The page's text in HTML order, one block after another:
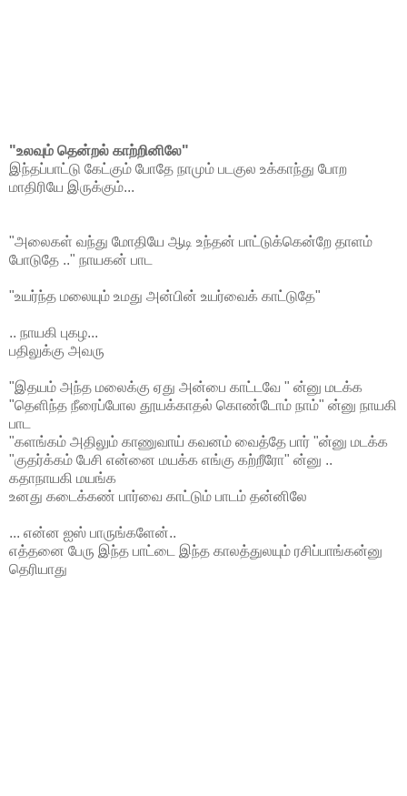
"உலவும் தென்றல் காற்றினிலே"
இந்தப்பாட்டு கேட்கும் போதே நாமும் படகுல உக்காந்து போற
மாதிரியே இருக்கும்...
"அலைகள் வந்து மோதியே ஆடி உந்தன் பாட்டுக்கென்றே தாளம்
போடுதே .." நாயகன் பாட
"உயர்ந்த மலையும் உமது அன்பின் உயர்வைக் காட்டுதே"
.. நாயகி புகழ...
பதிலுக்கு அவரு
"இதயம் அந்த மலைக்கு ஏது அன்பை காட்டவே " ன்னு மடக்க
"தெளிந்த நீரைப்போல தூயக்காதல் கொண்டோம் நாம்" ன்னு நாயகி
பாட
"களங்கம் அதிலும் காணுவாய் கவனம் வைத்தே பார் "ன்னு மடக்க
"குதர்க்கம் பேசி என்னை மயக்க எங்கு கற்றீரோ" ன்னு ..
கதாநாயகி மயங்க
உனது கடைக்கண் பார்வை காட்டும் பாடம் தன்னிலே
... என்ன ஐஸ் பாருங்களேன்..
எத்தனை பேரு இந்த பாட்டை இந்த காலத்துலயும் ரசிப்பாங்கன்னு
தெரியாது